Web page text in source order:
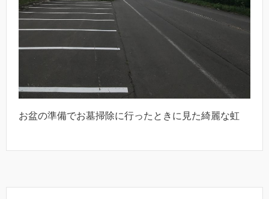
お盆の準備でお墓掃除に行ったときに見た綺麗な虹